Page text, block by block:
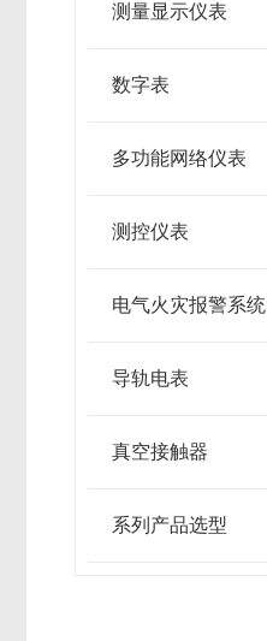
测量显示仪表
数字表
多功能网络仪表
测控仪表
电气火灾报警系统
导轨电表
真空接触器
系列产品选型